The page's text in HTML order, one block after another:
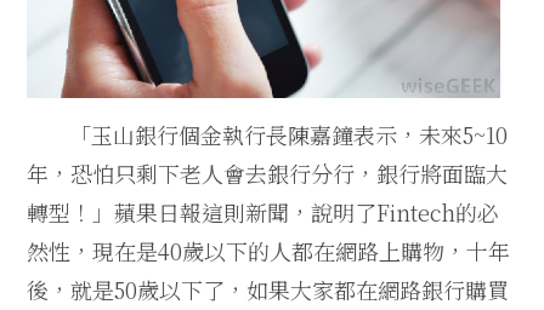
「玉山銀行個金執行長陳嘉鐘表示，未來5~10
年，恐怕只剩下老人會去銀行分行，銀行將面臨大
轉型！」蘋果日報這則新聞，說明了Fintech的必
然性，現在是40歲以下的人都在網路上購物，十年
後，就是50歲以下了，如果大家都在網路銀行購買